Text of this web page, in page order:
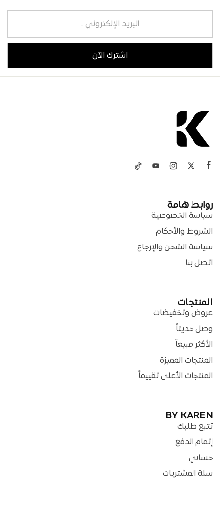
روابط هامة
سياسة الخصوصية
الشروط والأحكام
سياسة الشحن والإرجاع
اتصل بنا
المنتجات
عروض وتخفيضات
وصل حديثاً
الأكثر مبيعاً
المنتجات المميزة
المنتجات الأعلى تقييماً
BY KAREN
تتبع طلبك
إتمام الدفع
حسابي
سلة المشتريات